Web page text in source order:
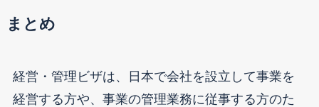
まとめ
経営・管理ビザは、日本で会社を設立して事業を
経営する方や、事業の管理業務に従事する方のた